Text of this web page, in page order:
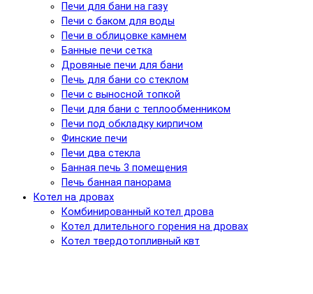
Печи для бани на газу
Печи с баком для воды
Печи в облицовке камнем
Банные печи сетка
Дровяные печи для бани
Печь для бани со стеклом
Печи с выносной топкой
Печи для бани с теплообменником
Печи под обкладку кирпичом
Финские печи
Печи два стекла
Банная печь 3 помещения
Печь банная панорама
Котел на дровах
Комбинированный котел дрова
Котел длительного горения на дровах
Котел твердотопливный квт